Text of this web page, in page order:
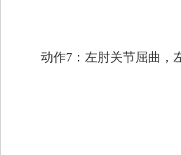
动作7：左肘关节屈曲，